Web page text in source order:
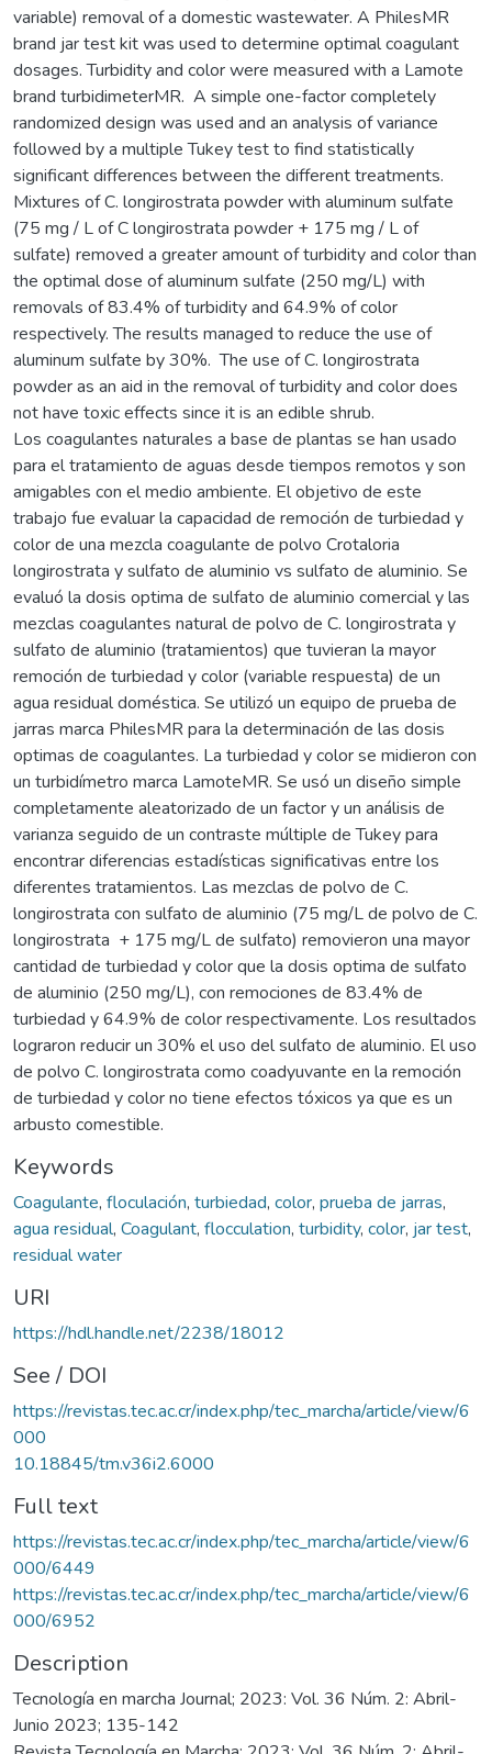
variable) removal of a domestic wastewater. A PhilesMR
brand jar test kit was used to determine optimal coagulant
dosages. Turbidity and color were measured with a Lamote
brand turbidimeterMR. A simple one-factor completely
randomized design was used and an analysis of variance
followed by a multiple Tukey test to find statistically
significant differences between the different treatments.
Mixtures of C. longirostrata powder with aluminum sulfate
(75 mg / L of C longirostrata powder + 175 mg / L of
sulfate) removed a greater amount of turbidity and color than
the optimal dose of aluminum sulfate (250 mg/L) with
removals of 83.4% of turbidity and 64.9% of color
respectively. The results managed to reduce the use of
aluminum sulfate by 30%. The use of C. longirostrata
powder as an aid in the removal of turbidity and color does
not have toxic effects since it is an edible shrub.
Los coagulantes naturales a base de plantas se han usado
para el tratamiento de aguas desde tiempos remotos y son
amigables con el medio ambiente. El objetivo de este
trabajo fue evaluar la capacidad de remoción de turbiedad y
color de una mezcla coagulante de polvo Crotaloria
longirostrata y sulfato de aluminio vs sulfato de aluminio. Se
evaluó la dosis optima de sulfato de aluminio comercial y las
mezclas coagulantes natural de polvo de C. longirostrata y
sulfato de aluminio (tratamientos) que tuvieran la mayor
remoción de turbiedad y color (variable respuesta) de un
agua residual doméstica. Se utilizó un equipo de prueba de
jarras marca PhilesMR para la determinación de las dosis
optimas de coagulantes. La turbiedad y color se midieron con
un turbidímetro marca LamoteMR. Se usó un diseño simple
completamente aleatorizado de un factor y un análisis de
varianza seguido de un contraste múltiple de Tukey para
encontrar diferencias estadísticas significativas entre los
diferentes tratamientos. Las mezclas de polvo de C.
longirostrata con sulfato de aluminio (75 mg/L de polvo de C.
longirostrata + 175 mg/L de sulfato) removieron una mayor
cantidad de turbiedad y color que la dosis optima de sulfato
de aluminio (250 mg/L), con remociones de 83.4% de
turbiedad y 64.9% de color respectivamente. Los resultados
lograron reducir un 30% el uso del sulfato de aluminio. El uso
de polvo C. longirostrata como coadyuvante en la remoción
de turbiedad y color no tiene efectos tóxicos ya que es un
arbusto comestible.
Keywords
Coagulante, floculación, turbiedad, color, prueba de jarras,
agua residual, Coagulant, flocculation, turbidity, color, jar test,
residual water
URI
https://hdl.handle.net/2238/18012
See / DOI
https://revistas.tec.ac.cr/index.php/tec_marcha/article/view/6
000
10.18845/tm.v36i2.6000
Full text
https://revistas.tec.ac.cr/index.php/tec_marcha/article/view/6
000/6449
https://revistas.tec.ac.cr/index.php/tec_marcha/article/view/6
000/6952
Description
Tecnología en marcha Journal; 2023: Vol. 36 Núm. 2: Abril-
Junio 2023; 135-142